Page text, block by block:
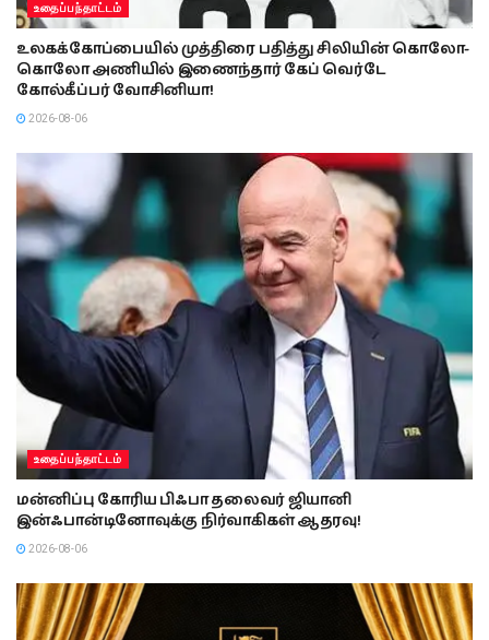
உதைப்பந்தாட்டம்
உலகக்கோப்பையில் முத்திரை பதித்து சிலியின் கொலோ-
கொலோ அணியில் இணைந்தார் கேப் வெர்டே
கோல்கீப்பர் வோசினியா!
2026-08-06
உதைப்பந்தாட்டம்
மன்னிப்பு கோரிய பிஃபா தலைவர் ஜியானி
இன்ஃபான்டினோவுக்கு நிர்வாகிகள் ஆதரவு!
2026-08-06